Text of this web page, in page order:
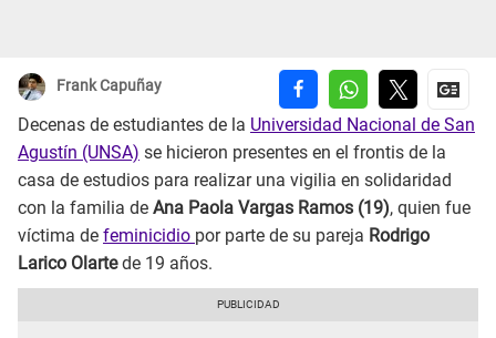
Frank Capuñay
Decenas de estudiantes de la Universidad Nacional de San
Agustín (UNSA) se hicieron presentes en el frontis de la
casa de estudios para realizar una vigilia en solidaridad
con la familia de Ana Paola Vargas Ramos (19), quien fue
víctima de feminicidio por parte de su pareja Rodrigo
Larico Olartede 19 años.